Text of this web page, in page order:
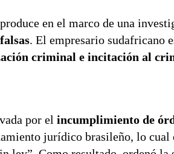
en el marco de una
. El empresario sudafricano
criminal e incitación al
por el incumplimiento de
jurídico brasileño, lo